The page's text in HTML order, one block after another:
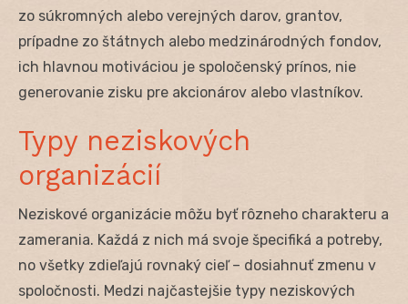
zo súkromných alebo verejných darov, grantov,
prípadne zo štátnych alebo medzinárodných fondov,
ich hlavnou motiváciou je spoločenský prínos, nie
generovanie zisku pre akcionárov alebo vlastníkov.
Typy neziskových
organizácií
Neziskové organizácie môžu byť rôzneho charakteru a
zamerania. Každá z nich má svoje špecifiká a potreby,
no všetky zdieľajú rovnaký cieľ – dosiahnuť zmenu v
spoločnosti. Medzi najčastejšie typy neziskových